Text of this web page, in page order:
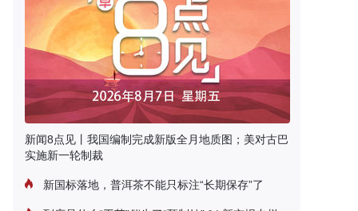
新闻8点见丨我国编制完成新版全月地质图；美对古巴
实施新一轮制裁
新国标落地，普洱茶不能只标注“长期保存”了